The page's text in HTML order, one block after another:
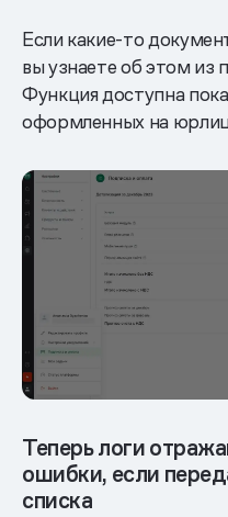
Если какие-то
вы узнаете об этом из
Функция доступна
оформленных на
Теперь логи
ошибки, если
списка